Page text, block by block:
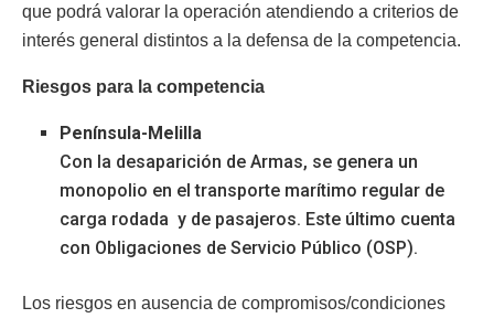
que podrá valorar la operación atendiendo a criterios de
interés general distintos a la defensa de la competencia.
Riesgos para la competencia
Península-Melilla
Con la desaparición de Armas, se genera un
monopolio en el transporte marítimo regular de
carga rodada y de pasajeros. Este último cuenta
con Obligaciones de Servicio Público (OSP).
Los riesgos en ausencia de compromisos/condiciones